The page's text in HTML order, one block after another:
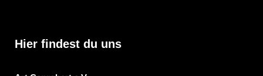
Hier findest du uns